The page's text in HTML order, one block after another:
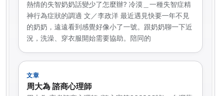
熱情的失智奶奶話變少了怎麼辦? 冷漠＿一種失智症精
神行為症狀的調適 文／李政洋 最近遇見快要一年不見
的奶奶，遠遠看到感覺好像小了一號。跟奶奶聊一下近
況，洗澡、穿衣服開始需要協助。陪同的
文章
周大為 諮商心理師